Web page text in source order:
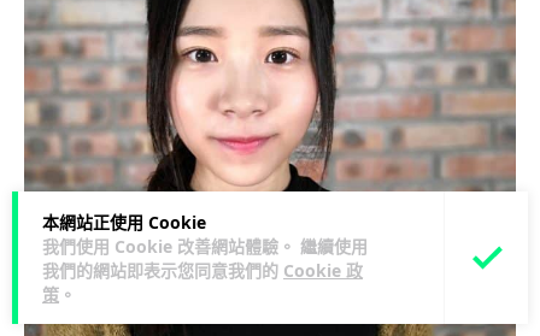
本網站正使用 Cookie
我們使用 Cookie 改善網站體驗。 繼續使用
我們的網站即表示您同意我們的 Cookie 政
策 。